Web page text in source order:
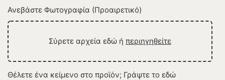
Ανεβάστε Φωτογραφία (Προαιρετικό)
Σύρετε αρχεία εδώ ή περιηγηθείτε
Θέλετε ένα κείμενο στο προϊόν; Γράψτε το εδώ